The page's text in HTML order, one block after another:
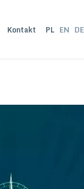
Kontakt PL EN DE